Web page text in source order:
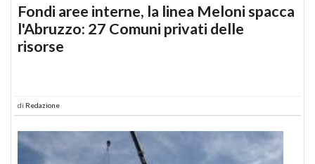
Fondi aree interne, la linea Meloni spacca
l'Abruzzo: 27 Comuni privati delle
risorse
di Redazione